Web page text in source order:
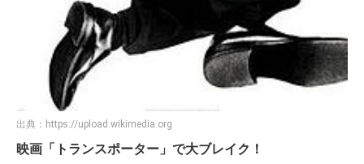
出典： https://upload.wikimedia.org
映画「トランスポーター」で大ブレイク！